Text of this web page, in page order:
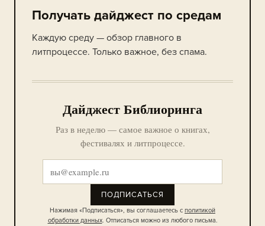
Получать дайджест по средам
Каждую среду — обзор главного в
литпроцессе. Только важное, без спама.
Дайджест Библиоринга
Раз в неделю — самое важное о книгах,
фестивалях и литпроцессе.
ПОДПИСАТЬСЯ
Нажимая «Подписаться», вы соглашаетесь с политикой
обработки данных. Отписаться можно из любого письма.